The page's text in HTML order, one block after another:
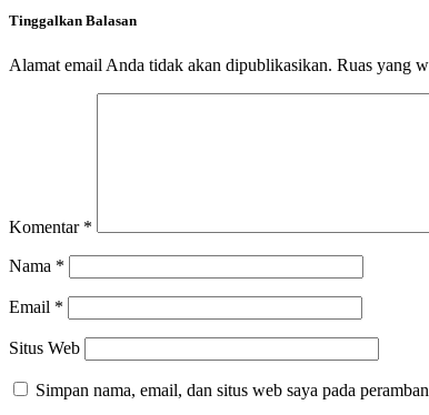
Tinggalkan Balasan
Alamat email Anda tidak akan dipublikasikan. Ruas yang
Komentar *
Nama *
Email *
Situs Web
Simpan nama, email, dan situs web saya pada